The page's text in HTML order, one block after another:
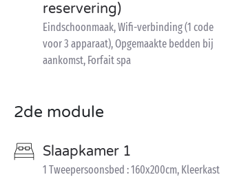
reservering)
Eindschoonmaak, Wifi-verbinding (1 code
voor 3 apparaat), Opgemaakte bedden bij
aankomst, Forfait spa
2de module
Slaapkamer 1
1 Tweepersoonsbed : 160x200cm, Kleerkast